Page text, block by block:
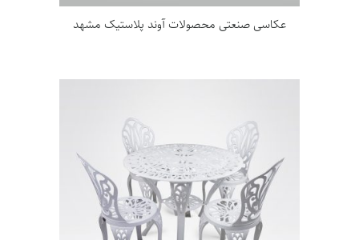
عکاسی صنعتی محصولات آوند پلاستیک مشهد